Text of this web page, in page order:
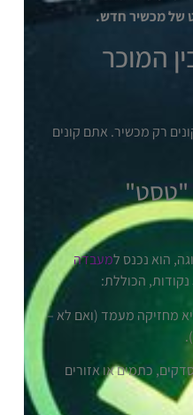
של מכשיר חדש.
המוכר
רק מכשיר. אתם קונים
"טסט"
הוא נכנס למעבדה
מחזיקה מעמד (ואם לא –
כתמים או אזורים